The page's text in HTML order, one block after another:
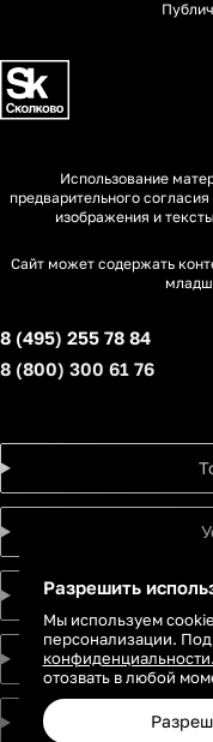
Использование
предварительного
изображения и
Сайт может содержать
8 (495) 255 78 84
8 (800) 300 61 76
О
Для
Разрешить
Мы используем
персонализации.
конфиденциальности.
отозвать в любой